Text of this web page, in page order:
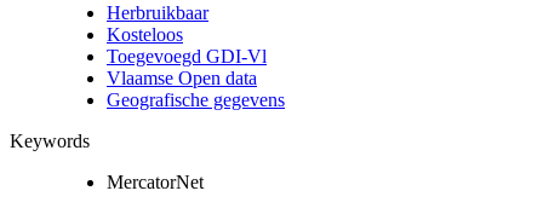
Herbruikbaar
Kosteloos
Toegevoegd GDI-Vl
Vlaamse Open data
Geografische gegevens
Keywords
MercatorNet